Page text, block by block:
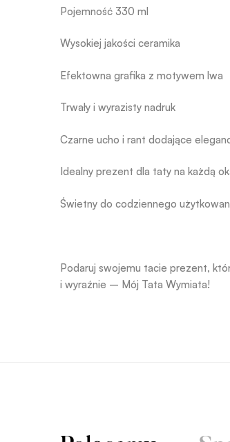
Pojemność 330 ml
Wysokiej jakości ceramika
Efektowna grafika z motywem lwa
Trwały i wyrazisty nadruk
Czarne ucho i rant dodające
Idealny prezent dla taty na każdą
Świetny do codziennego
Podaruj swojemu tacie prezent,
i wyraźnie – Mój Tata Wymiata!